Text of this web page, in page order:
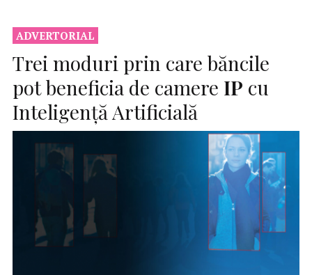
ADVERTORIAL
Trei moduri prin care băncile
pot beneficia de camere IP cu
Inteligență Artificială